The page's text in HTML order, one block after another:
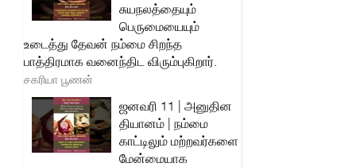
சுயநலத்தையும்
பெருமையையும்
உடைத்து தேவன் நம்மை சிறந்த
பாத்திரமாக வனைந்திட விரும்புகிறார்.
சகரியா பூணன்
ஜனவரி 11 | அனுதின
தியானம் | நம்மை
காட்டிலும் மற்றவர்களை
மேன்மையாக